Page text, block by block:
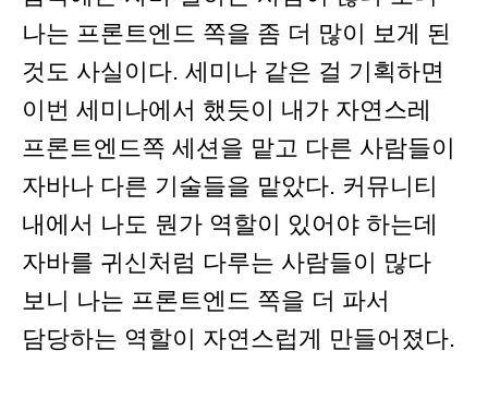
나는 프론트엔드 쪽을 좀 더 많이 보게 된
것도 사실이다. 세미나 같은 걸 기획하면
이번 세미나에서 했듯이 내가 자연스레
프론트엔드쪽 세션을 맡고 다른 사람들이
자바나 다른 기술들을 맡았다. 커뮤니티
내에서 나도 뭔가 역할이 있어야 하는데
자바를 귀신처럼 다루는 사람들이 많다
보니 나는 프론트엔드 쪽을 더 파서
담당하는 역할이 자연스럽게 만들어졌다.